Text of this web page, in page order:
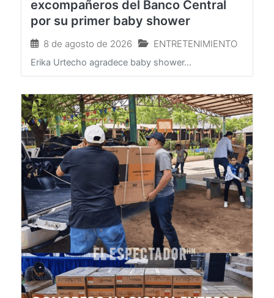
Erika Urtecho agradece a sus
excompañeros del Banco Central
por su primer baby shower
8 de agosto de 2026 ENTRETENIMIENTO
Erika Urtecho agradece baby shower...